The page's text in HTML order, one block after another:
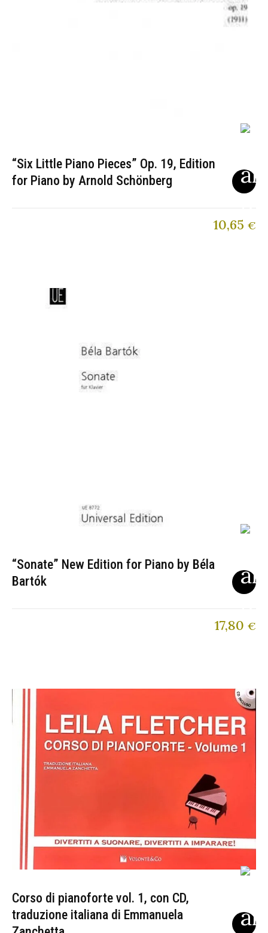
“Six Little Piano Pieces” Op. 19, Edition
for Piano by Arnold Schönberg
10,65 €
“Sonate” New Edition for Piano by Béla
Bartók
17,80 €
Corso di pianoforte vol. 1, con CD,
traduzione italiana di Emmanuela